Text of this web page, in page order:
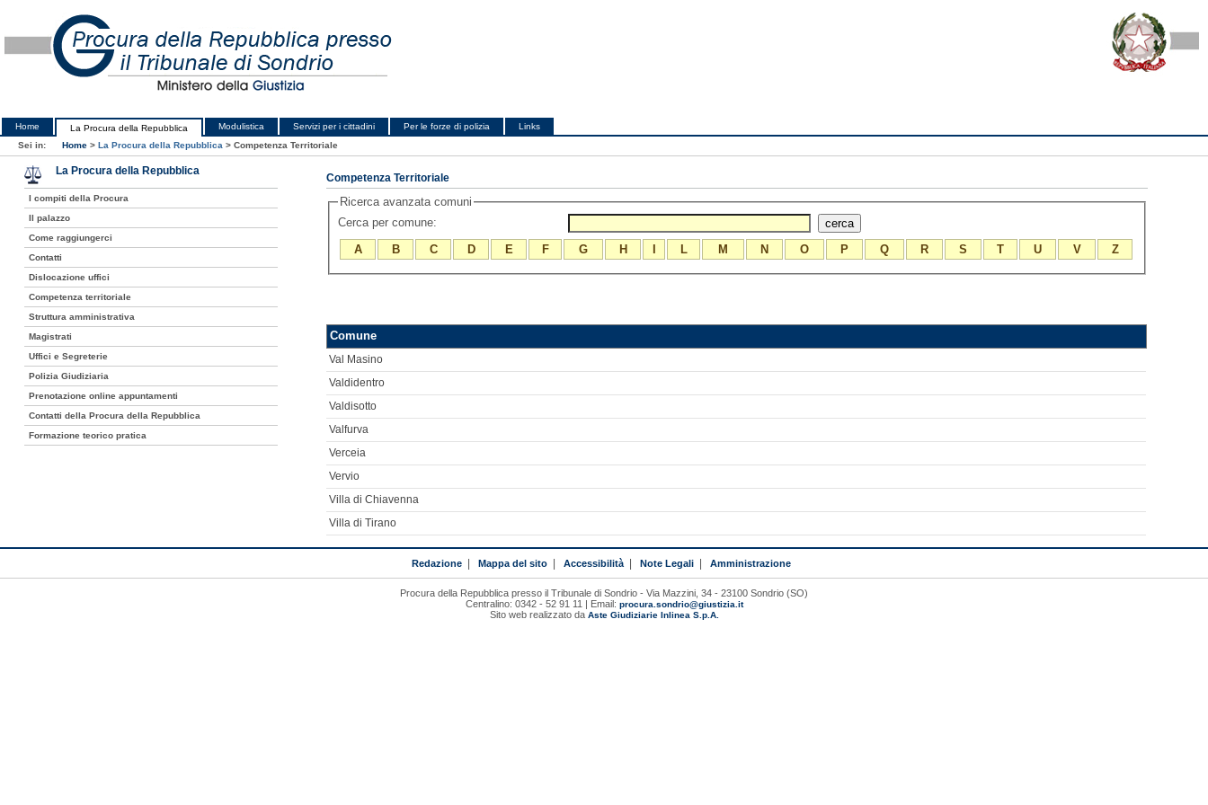
Home La Procura della Repubblica Modulistica Servizi per i cittadini Per le forze di polizia
Links
Sei in:
Home > La Procura della Repubblica > Competenza Territoriale
Competenza Territoriale
Ricerca avanzata comuni
Cerca per comune:
A
B C D E F G H L M N O P Q R S T U V Z
Comune
Val Masino
Valdidentro
Valdisotto
Valfurva
Verceia
Vervio
Villa di Chiavenna
Villa di Tirano
La Procura della Repubblica
I compiti della Procura
Il palazzo
Come raggiungerci
Contatti
Dislocazione uffici
Competenza territoriale
Struttura amministrativa
Magistrati
Uffici e Segreterie
Polizia Giudiziaria
Prenotazione online appuntamenti
Contatti della Procura della Repubblica
Formazione teorico pratica
Redazione Mappa del sito Accessibilità Note Legali Amministrazione
Procura della Repubblica presso il Tribunale di Sondrio - Via Mazzini, 34 - 23100 Sondrio (SO)
Centralino: 0342 - 52 91 11 | Email: procura.sondrio@giustizia.it
Sito web realizzato da Aste Giudiziarie Inlinea S.p.A.